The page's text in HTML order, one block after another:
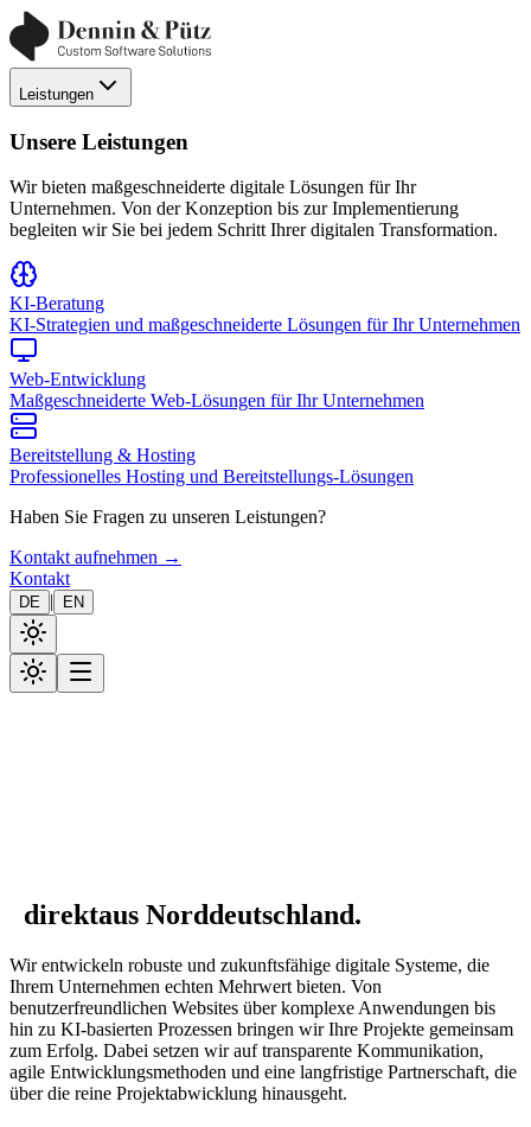
Leistungen
Unsere Leistungen
Wir bieten maßgeschneiderte digitale Lösungen für Ihr
Unternehmen. Von der Konzeption bis zur Implementierung
begleiten wir Sie bei jedem Schritt Ihrer digitalen Transformation.
KI-Beratung
KI-Strategien und maßgeschneiderte Lösungen für Ihr Unternehmen
Web-Entwicklung
Maßgeschneiderte Web-Lösungen für Ihr Unternehmen
Bereitstellung & Hosting
Professionelles Hosting und Bereitstellungs-Lösungen
Haben Sie Fragen zu unseren Leistungen?
Kontakt aufnehmen →
Kontakt
DE | EN
direktaus Norddeutschland.
Wir entwickeln robuste und zukunftsfähige digitale Systeme, die
Ihrem Unternehmen echten Mehrwert bieten. Von
benutzerfreundlichen Websites über komplexe Anwendungen bis
hin zu KI-basierten Prozessen bringen wir Ihre Projekte gemeinsam
zum Erfolg. Dabei setzen wir auf transparente Kommunikation,
agile Entwicklungsmethoden und eine langfristige Partnerschaft, die
über die reine Projektabwicklung hinausgeht.